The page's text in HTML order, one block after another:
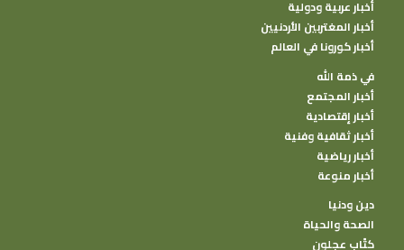
أخبار عربية ودولية
أخبار المغتربين الأردنيين
أخبار كورونا في العالم
في ذمة الله
أخبار المجتمع
أخبار إقتصادية
أخبار ثقافية وفنية
أخبار رياضية
أخبار منوعة
دين ودنيا
الصحة والحياة
كتًاب عجلون